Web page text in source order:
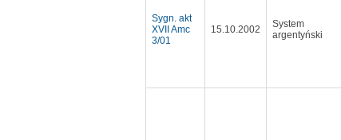
Sygn. akt
XVII Amc
3/01
15.10.2002
System
argentyński